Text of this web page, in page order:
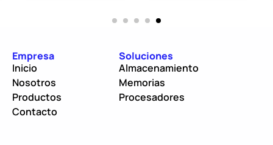
Empresa
Inicio
Nosotros
Productos
Contacto
Soluciones
Almacenamiento
Memorias
Procesadores